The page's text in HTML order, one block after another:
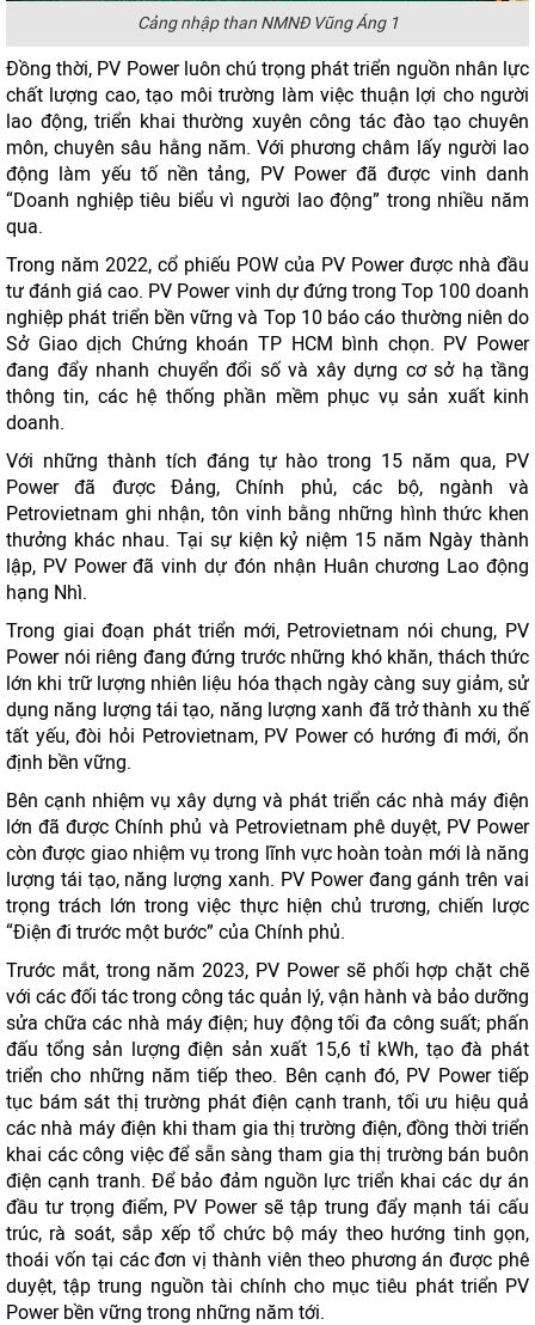
Cảng nhập than NMNĐ Vũng Áng 1
Đồng thời, PV Power luôn chú trọng phát triển nguồn nhân lực
chất lượng cao, tạo môi trường làm việc thuận lợi cho người
lao động, triển khai thường xuyên công tác đào tạo chuyên
môn, chuyên sâu hằng năm. Với phương châm lấy người lao
động làm yếu tố nền tảng, PV Power đã được vinh danh
“Doanh nghiệp tiêu biểu vì người lao động” trong nhiều năm
qua.
Trong năm 2022, cổ phiếu POW của PV Power được nhà đầu
tư đánh giá cao. PV Power vinh dự đứng trong Top 100 doanh
nghiệp phát triển bền vững và Top 10 báo cáo thường niên do
Sở Giao dịch Chứng khoán TP HCM bình chọn. PV Power
đang đẩy nhanh chuyển đổi số và xây dựng cơ sở hạ tầng
thông tin, các hệ thống phần mềm phục vụ sản xuất kinh
doanh.
Với những thành tích đáng tự hào trong 15 năm qua, PV
Power đã được Đảng, Chính phủ, các bộ, ngành và
Petrovietnam ghi nhận, tôn vinh bằng những hình thức khen
thưởng khác nhau. Tại sự kiện kỷ niệm 15 năm Ngày thành
lập, PV Power đã vinh dự đón nhận Huân chương Lao động
hạng Nhì.
Trong giai đoạn phát triển mới, Petrovietnam nói chung, PV
Power nói riêng đang đứng trước những khó khăn, thách thức
lớn khi trữ lượng nhiên liệu hóa thạch ngày càng suy giảm, sử
dụng năng lượng tái tạo, năng lượng xanh đã trở thành xu thế
tất yếu, đòi hỏi Petrovietnam, PV Power có hướng đi mới, ổn
định bền vững.
Bên cạnh nhiệm vụ xây dựng và phát triển các nhà máy điện
lớn đã được Chính phủ và Petrovietnam phê duyệt, PV Power
còn được giao nhiệm vụ trong lĩnh vực hoàn toàn mới là năng
lượng tái tạo, năng lượng xanh. PV Power đang gánh trên vai
trọng trách lớn trong việc thực hiện chủ trương, chiến lược
“Điện đi trước một bước” của Chính phủ.
Trước mắt, trong năm 2023, PV Power sẽ phối hợp chặt chẽ
với các đối tác trong công tác quản lý, vận hành và bảo dưỡng
sửa chữa các nhà máy điện; huy động tối đa công suất; phấn
đấu tổng sản lượng điện sản xuất 15,6 tỉ kWh, tạo đà phát
triển cho những năm tiếp theo. Bên cạnh đó, PV Power tiếp
tục bám sát thị trường phát điện cạnh tranh, tối ưu hiệu quả
các nhà máy điện khi tham gia thị trường điện, đồng thời triển
khai các công việc để sẵn sàng tham gia thị trường bán buôn
điện cạnh tranh. Để bảo đảm nguồn lực triển khai các dự án
đầu tư trọng điểm, PV Power sẽ tập trung đẩy mạnh tái cấu
trúc, rà soát, sắp xếp tổ chức bộ máy theo hướng tinh gọn,
thoái vốn tại các đơn vị thành viên theo phương án được phê
duyệt, tập trung nguồn tài chính cho mục tiêu phát triển PV
Power bền vững trong những năm tới.